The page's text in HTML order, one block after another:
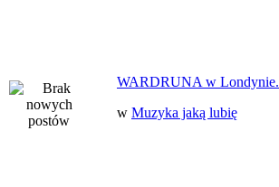
WARDRUNA w Londynie.
w Muzyka jaką lubię